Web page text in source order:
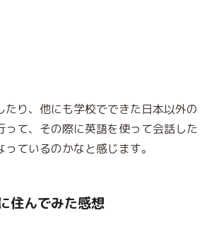
たり、他にも学校でできた日本以外の
って、その際に英語を使って会話した
ているのかなと感じます。
住んでみた感想